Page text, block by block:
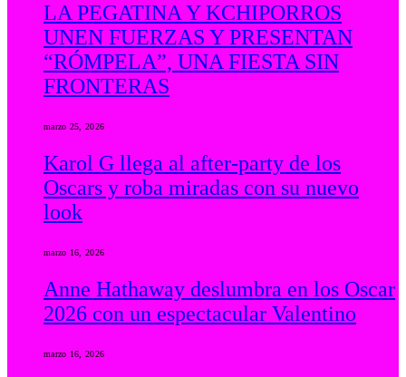
LA PEGATINA Y KCHIPORROS
UNEN FUERZAS Y PRESENTAN
“RÓMPELA”, UNA FIESTA SIN
FRONTERAS
marzo 25, 2026
Karol G llega al after-party de los
Oscars y roba miradas con su nuevo
look
marzo 16, 2026
Anne Hathaway deslumbra en los Oscar
2026 con un espectacular Valentino
marzo 16, 2026